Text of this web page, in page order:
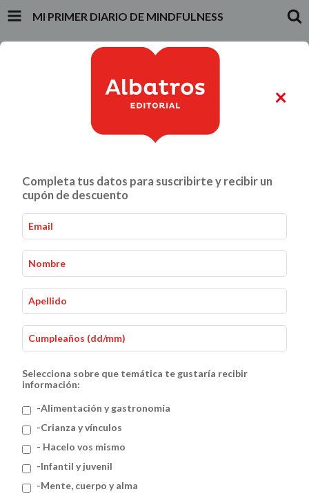
MI PRIMER DIARIO DE MINDFULNESS
PRODUCTOS
ALIMENTACIÓN Y GASTRONOMÍA
Inicio - Mente, Cuerpo y Alma - Mi primer diario de mindfulness
Mi primer diario de mindfulness
$45.99 USD
×
Completa tus datos para suscribirte y recibir un
cupón de descuento
Selecciona sobre que temática te gustaría recibir
información:
-Alimentación y gastronomía
-Crianza y vínculos
- Hacelo vos mismo
-Infantil y juvenil
-Mente, cuerpo y alma